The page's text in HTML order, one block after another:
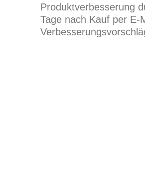
Produktverbesserung
Tage nach Kauf per E-